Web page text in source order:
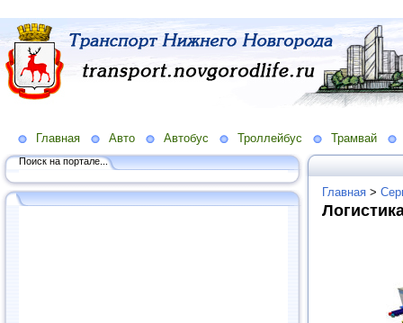
Главная Авто Автобус Троллейбус Трамвай
Поиск на портале...
Главная >